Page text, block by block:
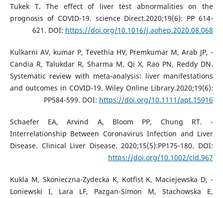
Tukek T. The effect of liver test abnormalities on the
prognosis of COVID-19. science Direct.2020;19(6): PP 614-
621. DOI: https://doi.org/10.1016/j.aohep.2020.08.068
- Kulkarni AV, kumar P, Tevethia HV, Premkumar M, Arab JP,
Candia R, Talukdar R, Sharma M, Qi X, Rao PN, Reddy DN.
Systematic review with meta-analysis: liver manifestations
and outcomes in COVID-19. Wiley Online Library.2020;19(6):
PP584-599. DOI: https://doi.org/10.1111/apt.15916
- Schaefer EA, Arvind A, Bloom PP, Chung RT.
Interrelationship Between Coronavirus Infection and Liver
Disease. Clinical Liver Disease. 2020;15(5):PP175-180. DOI:
https://doi.org/10.1002/cld.967
- Kukla M, Skonieczna-Zydecka K, Kotfist K, Maciejewska D,
Loniewski I, Lara LF, Pazgan-Simon M, Stachowska E,